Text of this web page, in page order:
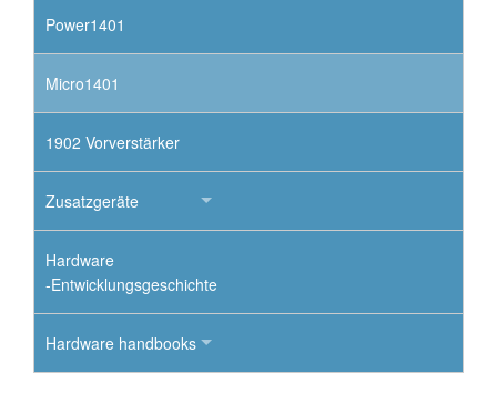
Power1401
Micro1401
1902 Vorverstärker
Zusatzgeräte
Hardware
-Entwicklungsgeschichte
Hardware handbooks